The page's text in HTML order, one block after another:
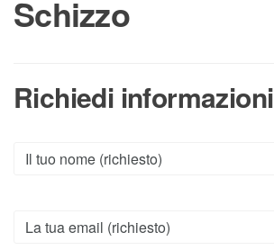
Schizzo
Richiedi informazioni